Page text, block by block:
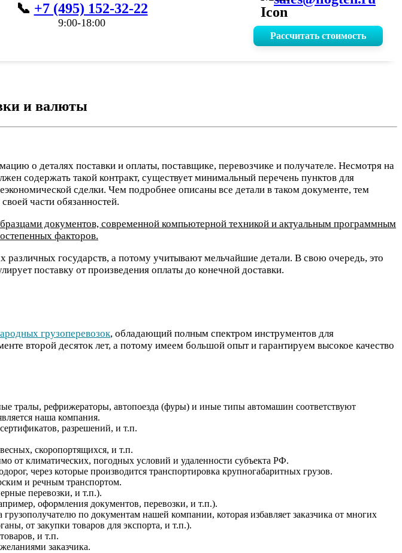
+7 (495) 152-32-22
9:00-18:00
Рассчитать стоимость
и валюты
о деталях поставки и оплаты, поставщике, перевозчике и получателе. Несмотря на
содержать такой контракт, существует минимальный перечень пунктов для
сделки. Чем подробнее описаны все детали в таком документе, тем
части обязанностей.
документов, современной компьютерной техникой и актуальным программным
факторов.
государств, а потому учитывают мельчайшие детали. В свою очередь, это
поставку от произведения оплаты до конечной доставки.
грузоперевозок, обладающий полным спектром инструментов для
второй десяток лет, а потому имеем большой опыт и гарантируем высокое качество
тралы, рефрижераторы, автопоезда (фуры) и иные типы автомашин соответствуют
наша компания.
разрешений, и т.п.
скоропортящихся, и т.п.
от климатических, погодных условий и удаленности субъекта РФ.
через которые производится транспортировка крупногабаритных грузов.
и речным транспортом.
перевозки, и т.п.).
оформления документов, перевозки, и т.п.).
по документам нашей компании, которая избавляет заказчика от многих
от закупки товаров для экспорта, и т.п.).
и т.п.
заказчика.